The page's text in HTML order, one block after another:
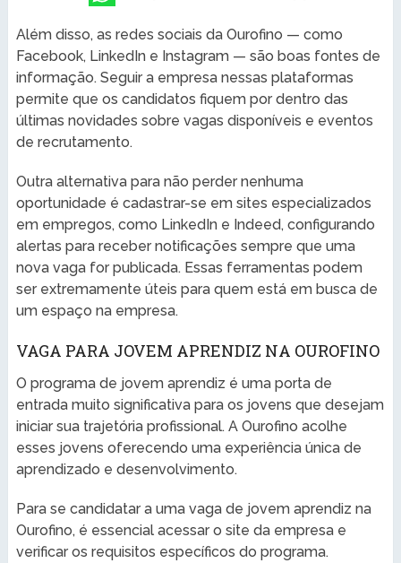
Além disso, as redes sociais da Ourofino — como
Facebook, LinkedIn e Instagram — são boas fontes de
informação. Seguir a empresa nessas plataformas
permite que os candidatos fiquem por dentro das
últimas novidades sobre vagas disponíveis e eventos
de recrutamento.
Outra alternativa para não perder nenhuma
oportunidade é cadastrar-se em sites especializados
em empregos, como LinkedIn e Indeed, configurando
alertas para receber notificações sempre que uma
nova vaga for publicada. Essas ferramentas podem
ser extremamente úteis para quem está em busca de
um espaço na empresa.
VAGA PARA JOVEM APRENDIZ NA OUROFINO
O programa de jovem aprendiz é uma porta de
entrada muito significativa para os jovens que desejam
iniciar sua trajetória profissional. A Ourofino acolhe
esses jovens oferecendo uma experiência única de
aprendizado e desenvolvimento.
Para se candidatar a uma vaga de jovem aprendiz na
Ourofino, é essencial acessar o site da empresa e
verificar os requisitos específicos do programa.